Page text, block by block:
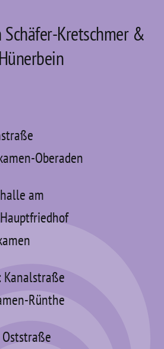
Kretschmer &
Hünerbein
Oberaden
am
Rünthe